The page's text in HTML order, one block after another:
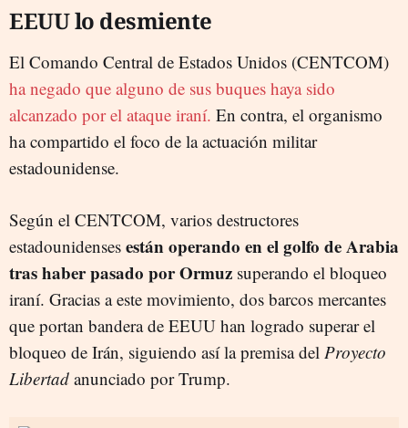
EEUU lo desmiente
El Comando Central de Estados Unidos (CENTCOM)
ha negado que alguno de sus buques haya sido
alcanzado por el ataque iraní. En contra, el organismo
ha compartido el foco de la actuación militar
estadounidense.
Según el CENTCOM, varios destructores
estadounidenses están operando en el golfo de Arabia
tras haber pasado por Ormuz superando el bloqueo
iraní. Gracias a este movimiento, dos barcos mercantes
que portan bandera de EEUU han logrado superar el
bloqueo de Irán, siguiendo así la premisa del Proyecto
Libertad anunciado por Trump.